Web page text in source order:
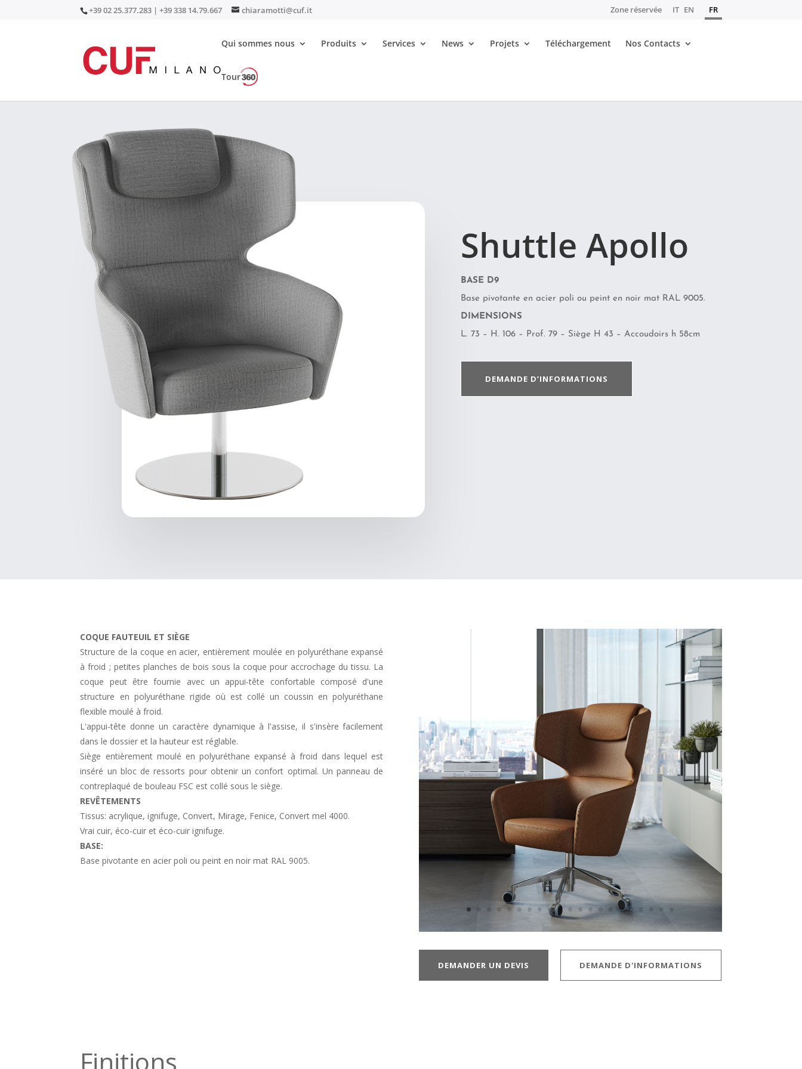
+39 02 25.377.283 | +39 338 14.79.667 chiaramotti@cuf.it Zone réservée IT EN FR
Qui sommes nous Produits Services News Projets Téléchargement Nos Contacts
Tour
/ Shuttle Apollo
Shuttle Apollo
BASE D9
Base pivotante en acier poli ou peint en noir mat RAL 9005.
DIMENSIONS
L. 73 – H. 106 – Prof. 79 – Siège H 43 – Accoudoirs h 58cm
DEMANDE D’INFORMATIONS
COQUE FAUTEUIL ET SIÈGE
Structure de la coque en acier, entièrement moulée en polyuréthane expansé
à froid ; petites planches de bois sous la coque pour accrochage du tissu. La
coque peut être fournie avec un appui-tête confortable composé d'une
structure en polyuréthane rigide où est collé un coussin en polyuréthane
flexible moulé à froid.
L'appui-tête donne un caractère dynamique à l'assise, il s'insère facilement
dans le dossier et la hauteur est réglable.
Siège entièrement moulé en polyuréthane expansé à froid dans lequel est
inséré un bloc de ressorts pour obtenir un confort optimal. Un panneau de
contreplaqué de bouleau FSC est collé sous le siège.
REVÊTEMENTS
Tissus: acrylique, ignifuge, Convert, Mirage, Fenice, Convert mel 4000.
Vrai cuir, éco-cuir et éco-cuir ignifuge.
BASE:
Base pivotante en acier poli ou peint en noir mat RAL 9005.
DEMANDER UN DEVIS DEMANDE D'INFORMATIONS
Finitions